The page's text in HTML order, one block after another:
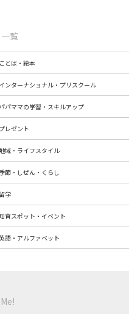
覧
ことば・絵本
インターナショナル・プリスクール
パパママの学習・スキルアップ
プレゼント
域・ライフスタイル
季節・しぜん・くらし
学
育スポット・イベント
語・アルファベット